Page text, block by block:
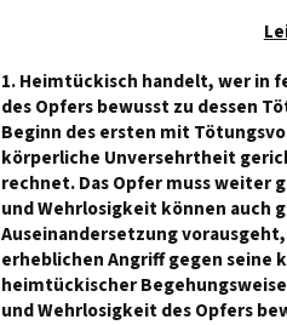
1. Heimtückisch handelt, wer in
des Opfers bewusst zu dessen
Beginn des ersten mit
körperliche Unversehrtheit
rechnet. Das Opfer muss weiter
und Wehrlosigkeit können auch
Auseinandersetzung
erheblichen Angriff gegen
heimtückischer
und Wehrlosigkeit des Opfers